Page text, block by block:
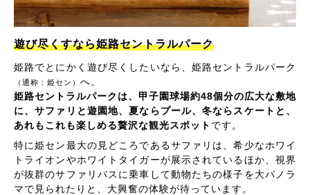
遊び尽くすなら姫路セントラルパーク
姫路でとにかく遊び尽くしたいなら、姫路セントラルパーク
（通称：姫セン） へ。
姫路セントラルパークは、甲子園球場約48個分の広大な敷地
に、サファリと遊園地、夏ならプール、冬ならスケートと、
あれもこれも楽しめる贅沢な観光スポット です。
特に姫セン最大の見どころであるサファリは、希少なホワイ
トライオンやホワイトタイガーが展示されているほか、視界
が抜群のサファリバスに乗車して動物たちの様子を大パノラ
マで見られたりと、大興奮の体験が待っています。